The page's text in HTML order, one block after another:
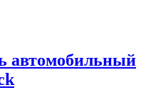
автомобильный